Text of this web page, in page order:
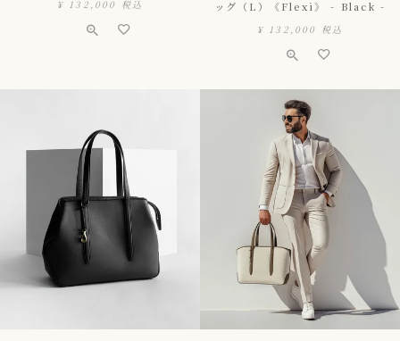
¥ 132,000 税込 ッグ（L）《Flexi》 - Black -
¥ 132,000 税込